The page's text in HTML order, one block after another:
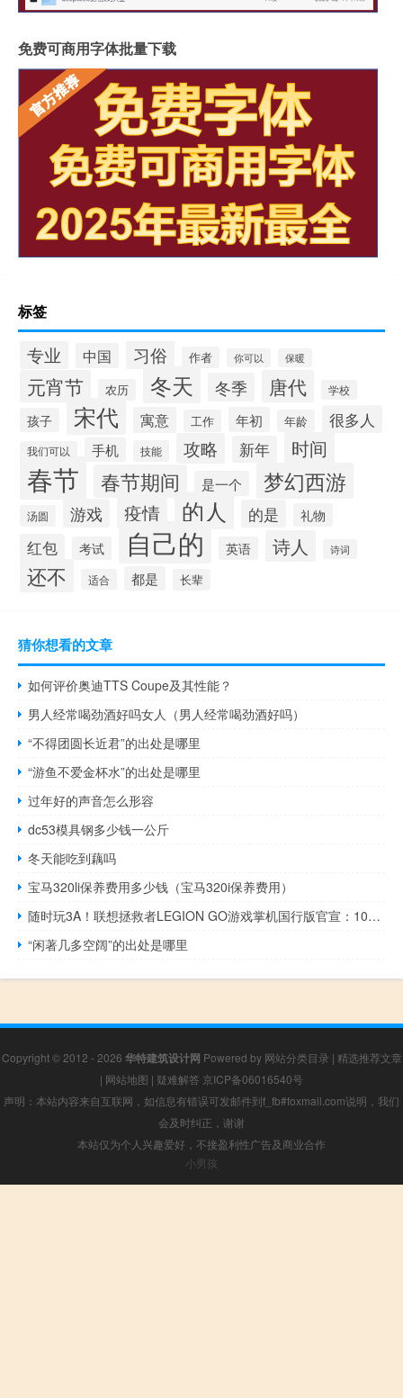
免费可商用字体批量下载
标签
专业 中国 习俗 作者 你可以 保暖
元宵节 农历 冬天 冬季 唐代 学校
孩子 宋代 寓意 工作 年初 年龄 很多人
我们可以 手机 技能 攻略 新年 时间
春节 春节期间 是一个 梦幻西游
汤圆 游戏 疫情 的人 的是 礼物
红包 考试 自己的 英语 诗人 诗词
还不 适合 都是 长辈
猜你想看的文章
如何评价奥迪TTS Coupe及其性能？
男人经常喝劲酒好吗女人（男人经常喝劲酒好吗）
“不得团圆长近君”的出处是哪里
“游鱼不爱金杯水”的出处是哪里
过年好的声音怎么形容
dc53模具钢多少钱一公斤
冬天能吃到藕吗
宝马320li保养费用多少钱（宝马320i保养费用）
随时玩3A！联想拯救者LEGION GO游戏掌机国行版官宣：10月31日登场
“闲著几多空阔”的出处是哪里
Copyright © 2012 - 2026 华特建筑设计网 Powered by 网站分类目录 | 精选推荐文章
| 网站地图 | 疑难解答 京ICP备06016540号
声明：本站内容来自互联网，如信息有错误可发邮件到f_fb#foxmail.com说明，我们
会及时纠正，谢谢
本站仅为个人兴趣爱好，不接盈利性广告及商业合作
小男孩